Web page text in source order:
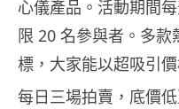
心儀產品。活動期間
限 20 名參與者。多
標，大家能以超吸引
每日三場拍賣，底價